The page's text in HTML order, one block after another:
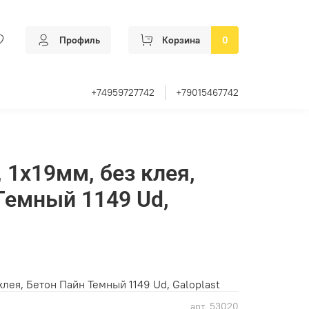
Профиль Корзина 0
+74959727742 +79015467742
арт. 53020
без клея,
1149 Ud,
Бетон Пайн Темный 1149 Ud, Galoplast